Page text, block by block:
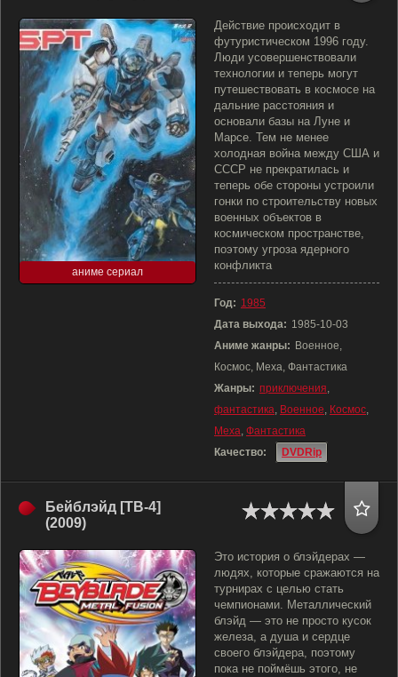
аниме сериал
Действие происходит в
футуристическом 1996 году.
Люди усовершенствовали
технологии и теперь могут
путешествовать в космосе на
дальние расстояния и
основали базы на Луне и
Марсе. Тем не менее
холодная война между США и
СССР не прекратилась и
теперь обе стороны устроили
гонки по строительству новых
военных объектов в
космическом пространстве,
поэтому угроза ядерного
конфликта
Год: 1985
Дата выхода: 1985-10-03
Аниме жанры: Военное,
Космос, Меха, Фантастика
Жанры: приключения,
фантастика, Военное, Космос,
Меха, Фантастика
Качество:
DVDRip
Бейблэйд [ТВ-4]
(2009)
Это история о блэйдерах —
людях, которые сражаются на
турнирах с целью стать
чемпионами. Металлический
блэйд — это не просто кусок
железа, а душа и сердце
своего блэйдера, поэтому
пока не поймёшь этого, не